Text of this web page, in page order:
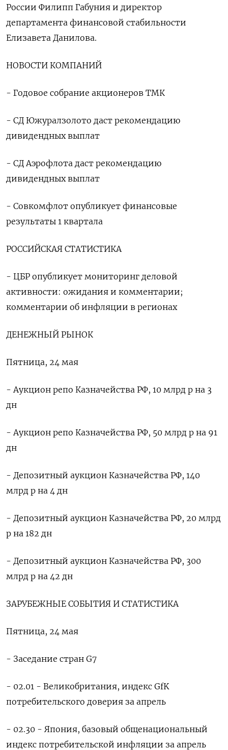
России Филипп Габуния и директор
департамента финансовой стабильности
Елизавета Данилова.
НОВОСТИ КОМПАНИЙ
- Годовое собрание акционеров ТМК
- СД Южуралзолото даст рекомендацию
дивидендных выплат
- СД Аэрофлота даст рекомендацию
дивидендных выплат
- Совкомфлот опубликует финансовые
результаты 1 квартала
РОССИЙСКАЯ СТАТИСТИКА
- ЦБР опубликует мониторинг деловой
активности: ожидания и комментарии;
комментарии об инфляции в регионах
ДЕНЕЖНЫЙ РЫНОК
Пятница, 24 мая
- Аукцион репо Казначейства РФ, 10 млрд р на 3
дн
- Аукцион репо Казначейства РФ, 50 млрд р на 91
дн
- Депозитный аукцион Казначейства РФ, 140
млрд р на 4 дн
- Депозитный аукцион Казначейства РФ, 20 млрд
р на 182 дн
- Депозитный аукцион Казначейства РФ, 300
млрд р на 42 дн
ЗАРУБЕЖНЫЕ СОБЫТИЯ И СТАТИСТИКА
Пятница, 24 мая
- Заседание стран G7
- 02.01 - Великобритания, индекс GfK
потребительского доверия за апрель
- 02.30 - Япония, базовый общенациональный
индекс потребительской инфляции за апрель